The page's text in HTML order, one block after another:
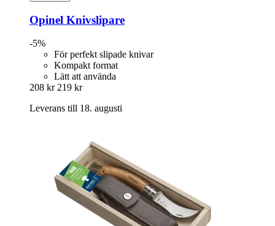
Opinel Knivslipare
-5%
För perfekt slipade knivar
Kompakt format
Lätt att använda
208 kr 219 kr
Leverans till 18. augusti